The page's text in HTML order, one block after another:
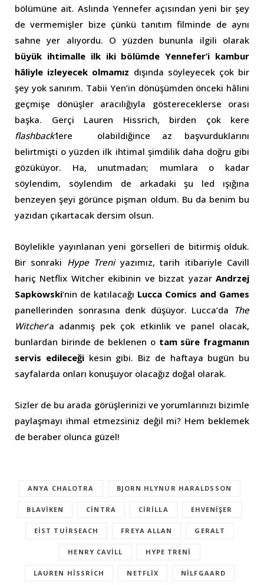
bölümüne ait. Aslında Yennefer açısından yeni bir şey
de vermemişler bize çünkü tanıtım filminde de aynı
sahne yer alıyordu. O yüzden bununla ilgili olarak
büyük ihtimalle ilk iki bölümde Yennefer’i kambur
hâliyle izleyecek olmamız dışında söyleyecek çok bir
şey yok sanırım. Tabii Yen’in dönüşümden önceki hâlini
geçmişe dönüşler aracılığıyla göstereceklerse orası
başka. Gerçi Lauren Hissrich, birden çok kere
flashback’lere olabildiğince az başvurduklarını
belirtmişti o yüzden ilk ihtimal şimdilik daha doğru gibi
gözüküyor. Ha, unutmadan; mumlara o kadar
söylendim, söylendim de arkadaki şu led ışığına
benzeyen şeyi görünce pişman oldum. Bu da benim bu
yazıdan çıkartacak dersim olsun.
Böylelikle yayınlanan yeni görselleri de bitirmiş olduk.
Bir sonraki Hype Treniyazımız, tarih itibariyle Cavill
hariç Netflix Witcher ekibinin ve bizzat yazar Andrzej
Sapkowski‘nin de katılacağı Lucca Comics and Games
panellerinden sonrasına denk düşüyor. Lucca’da The
Witcher‘a adanmış pek çok etkinlik ve panel olacak,
bunlardan birinde de beklenen o tam süre fragmanın
servis edileceğikesin gibi. Biz de haftaya bugün bu
sayfalarda onları konuşuyor olacağız doğal olarak.
Sizler de bu arada görüşlerinizi ve yorumlarınızı bizimle
paylaşmayı ihmal etmezsiniz değil mi? Hem beklemek
de beraber olunca güzel!
ANYA CHALOTRA BJORN HLYNUR HARALDSSON
BLAVIKEN CINTRA CIRILLA EHVENIŞER
EIST TUIRSEACH FREYA ALLAN GERALT
HENRY CAVILL HYPE TRENI
LAUREN HISSRICH NETFLIX NILFGAARD